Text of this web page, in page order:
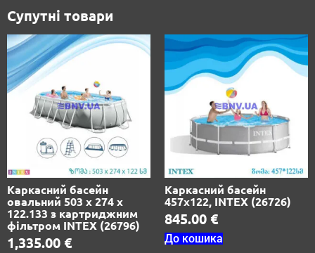
Супутні товари
Каркасний басейн
овальний 503 х 274 х
122.133 з картриджним
фільтром INTEX (26796)
1,335.00 €
Каркасний басейн
457х122, INTEX (26726)
845.00 €
До кошика